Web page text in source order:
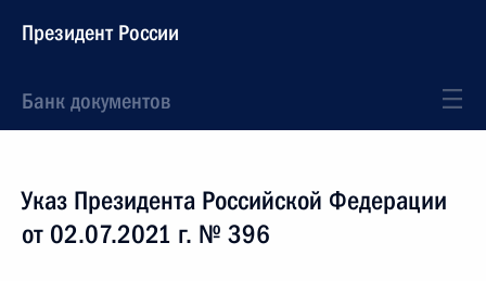
Президент России
Банк документов
Указ Президента Российской Федерации
от 02.07.2021 г. № 396